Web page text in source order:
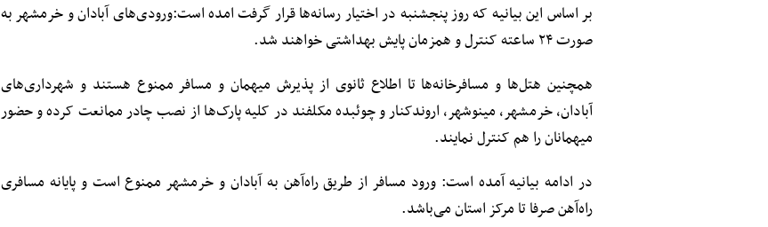
بر اساس این بیانیه که روز پنجشنبه در اختیار رسانه‌ها قرار گرفت امده است:ورودی‌های آبادان و خرمشهر به
صورت ۲۴ ساعته کنترل و همزمان پایش بهداشتی خواهند شد.
همچنین هتل‌ها و مسافرخانه‌ها تا اطلاع ثانوی از پذیرش میهمان و مسافر ممنوع هستند و شهرداری‌های
آبادان، خرمشهر، مینوشهر، اروندکنار و چوئبده مکلفند در کلیه پارک‌ها از نصب چادر ممانعت کرده و حضور
میهمانان را هم کنترل نمایند.
در ادامه بیانیه آمده است: ورود مسافر از طریق راه‌آهن به آبادان و خرمشهر ممنوع است و پایانه مسافری
راه‌آهن صرفا تا مرکز استان می‌باشد.